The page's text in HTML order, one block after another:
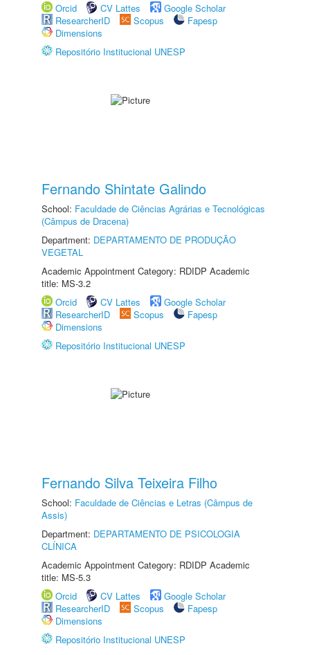
Orcid CV Lattes
Google Scholar
ResearcherID
Scopus
Fapesp
Dimensions
Repositório Institucional UNESP
Fernando Shintate Galindo
School: Faculdade de Ciências Agrárias e Tecnológicas
(Câmpus de Dracena)
Department: DEPARTAMENTO DE PRODUÇÃO
VEGETAL
Academic Appointment Category: RDIDP Academic
title: MS-3.2
Orcid
CV Lattes
Google Scholar
ResearcherID
Scopus
Fapesp
Dimensions
Repositório Institucional UNESP
Fernando Silva Teixeira Filho
School: Faculdade de Ciências e Letras (Câmpus de
Assis)
Department: DEPARTAMENTO DE PSICOLOGIA
CLÍNICA
Academic Appointment Category: RDIDP Academic
title: MS-5.3
Orcid
CV Lattes
Google Scholar
ResearcherID
Scopus
Fapesp
Dimensions
Repositório Institucional UNESP